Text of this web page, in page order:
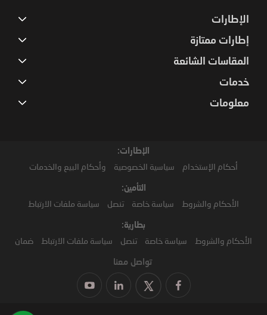
الإطارات
إطارات ممتازة
المقاسات الشائعة
خدمات
معلومات
الإطارات:
أحكام الإستخدام سياسية الخصوصية وأحكام البيع والخدمات
التأمين:
الأحكام والشروط سياسة خاصة تنصل سياسة ملفات الارتباط
بطارية:
الأحكام والشروط سياسة خاصة تنصل سياسة ملفات الارتباط ضمان
تواصل معنا